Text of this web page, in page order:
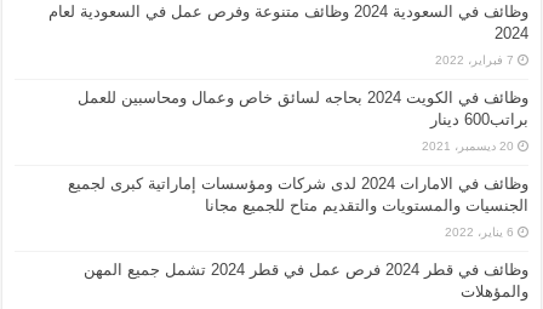
وظائف في السعودية 2024 وظائف متنوعة وفرص عمل في السعودية لعام
2024
7 فبراير، 2022
وظائف في الكويت 2024 بحاجه لسائق خاص وعمال ومحاسبين للعمل
براتب600 دينار
20 ديسمبر، 2021
وظائف في الامارات 2024 لدى شركات ومؤسسات إماراتية كبرى لجميع
الجنسيات والمستويات والتقديم متاح للجميع مجانا
6 يناير، 2022
وظائف في قطر 2024 فرص عمل في قطر 2024 تشمل جميع المهن
والمؤهلات